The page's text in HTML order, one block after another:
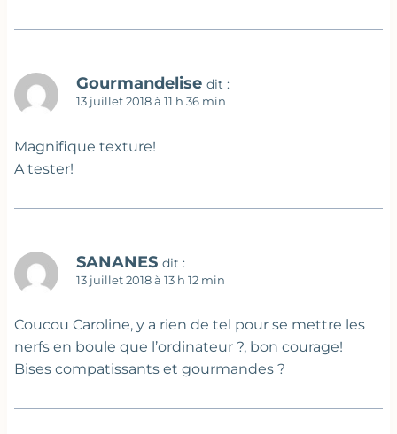
Gourmandelise dit :
13 juillet 2018 à 11 h 36 min
Magnifique texture!
A tester!
SANANES dit :
13 juillet 2018 à 13 h 12 min
Coucou Caroline, y a rien de tel pour se mettre les
nerfs en boule que l’ordinateur ?, bon courage!
Bises compatissants et gourmandes ?